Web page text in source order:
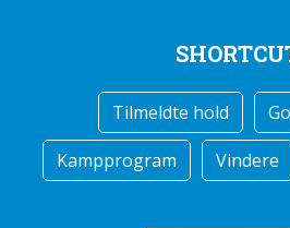
Tilmeldte hold
Kampprogram
Vindere